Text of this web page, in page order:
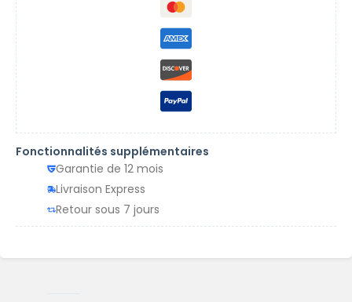
Fonctionnalités supplémentaires
Garantie de 12 mois
Livraison Express
Retour sous 7 jours